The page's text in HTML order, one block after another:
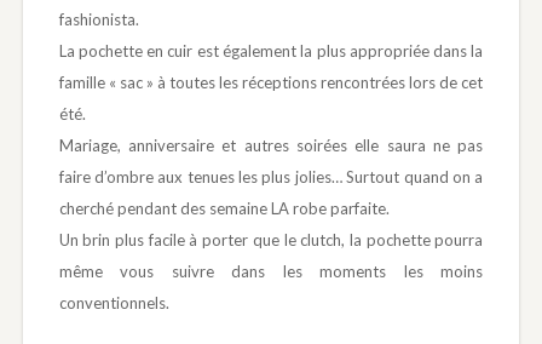
fashionista.
La pochette en cuir est également la plus appropriée dans la
famille « sac » à toutes les réceptions rencontrées lors de cet
été.
Mariage, anniversaire et autres soirées elle saura ne pas
faire d’ombre aux tenues les plus jolies… Surtout quand on a
cherché pendant des semaine LA robe parfaite.
Un brin plus facile à porter que le clutch, la pochette pourra
même vous suivre dans les moments les moins
conventionnels.